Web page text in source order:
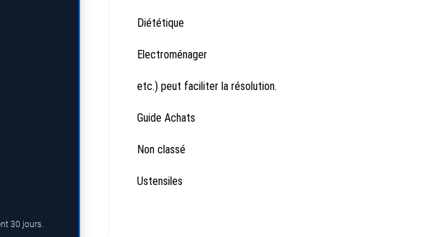
30 jours.
Diététique
Electroménager
etc.) peut faciliter la résolution.
Guide Achats
Non classé
Ustensiles